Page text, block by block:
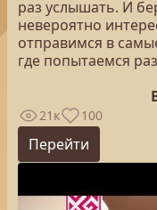
раз услышать. И
невероятно
отправимся в
где попытаемся
21к 100
Перейти